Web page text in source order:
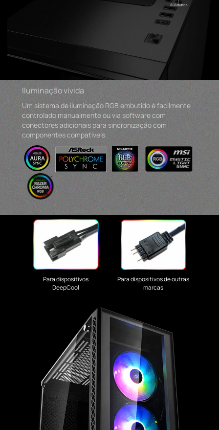
Iluminação vívida
Um sistema de iluminação RGB embutido é facilmente
controlado manualmente ou via software com
conectores adicionais para sincronização com
componentes compatíveis.
Para dispositivos
DeepCool
Para dispositivos de outras
marcas